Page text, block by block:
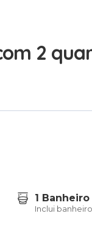
2
1 Banheiro
Inclui